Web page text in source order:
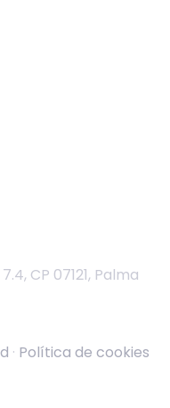
CP 07121, Palma
· Política de cookies